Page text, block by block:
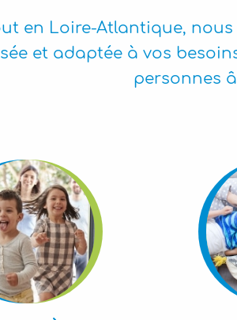
en Loire-Atlantique,
et adaptée à vos
personnes